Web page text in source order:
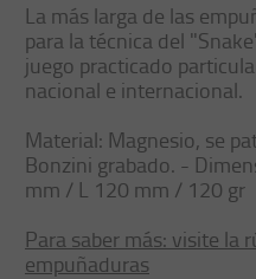
La más larga de las
para la técnica del
juego practicado
nacional e internacional.
Material: Magnesio, se
Bonzini grabado. -
mm / L 120 mm / 120 gr
Para saber más: visite la
empuñaduras